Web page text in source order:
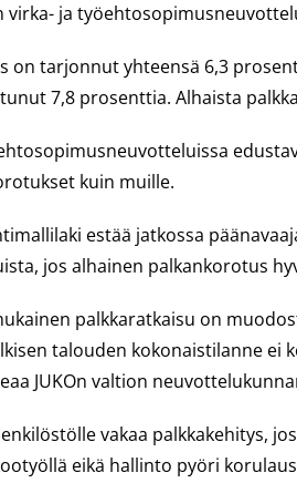
virka- ja
on tarjonnut yhteensä 6,3
7,8 prosenttia. Alhaista
kuin muille.
estää jatkossa
jos alhainen palkankorotus
palkkaratkaisu on
talouden kokonaistilanne ei
JUKOn valtion
vakaa palkkakehitys,
eikä hallinto pyöri